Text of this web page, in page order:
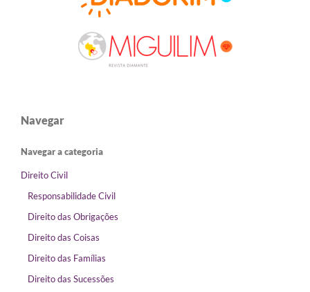
Navegar
Navegar a categoria
Direito Civil
Responsabilidade Civil
Direito das Obrigações
Direito das Coisas
Direito das Famílias
Direito das Sucessões